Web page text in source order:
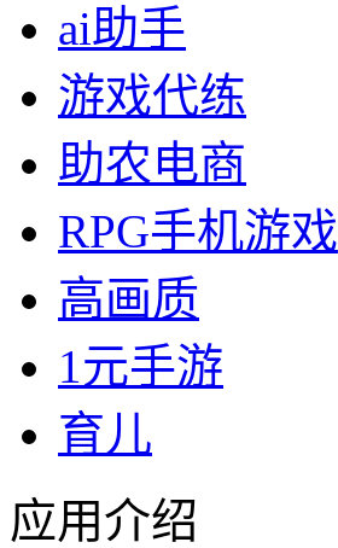
ai助手
游戏代练
助农电商
RPG手机游戏
高画质
1元手游
育儿
应用介绍